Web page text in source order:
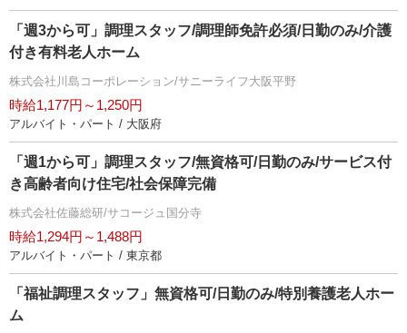
「週3から可」調理スタッフ/調理師免許必須/日勤のみ/介護
付き有料老人ホーム
株式会社川島コーポレーション/サニーライフ大阪平野
時給1,177円～1,250円
アルバイト・パート / 大阪府
「週1から可」調理スタッフ/無資格可/日勤のみ/サービス付
き高齢者向け住宅/社会保障完備
株式会社佐藤総研/サコージュ国分寺
時給1,294円～1,488円
アルバイト・パート / 東京都
「福祉調理スタッフ」無資格可/日勤のみ/特別養護老人ホー
ム